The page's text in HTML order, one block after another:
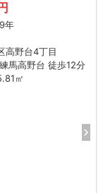
年
高野台4丁目
馬高野台 徒歩12分
㎡